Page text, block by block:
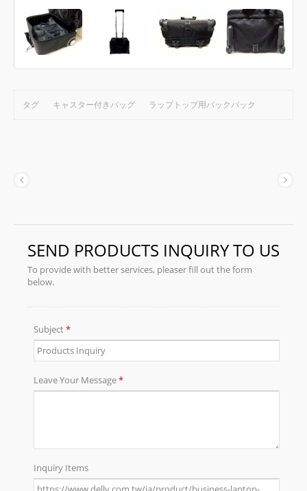
タグ キャスター付きバッグ ラップトップ用バックパック